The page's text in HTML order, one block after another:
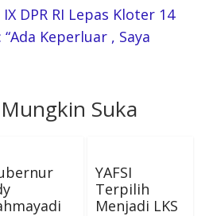
DPR RI Lepas Kloter 14
Keperluar , Saya
Suka
YAFSI
Terpilih
Menjadi LKS